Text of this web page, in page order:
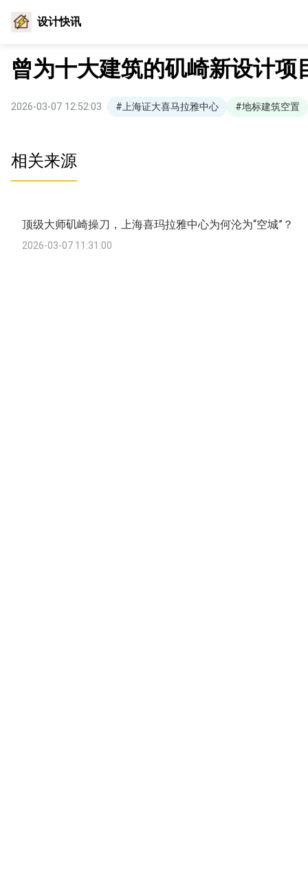
设计快讯
曾为十大建筑的矶崎新设计项
2026-03-07 12:52:03 #上海证大喜马拉雅中心 #地标建筑空置
相关来源
顶级大师矶崎操刀，上海喜玛拉雅中心为何沦为“空城”？
2026-03-07 11:31:00